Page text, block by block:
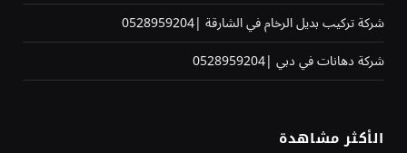
شركة تركيب بديل الرخام في الشارقة |0528959204
شركة دهانات في دبي |0528959204
الأكثر مشاهدة